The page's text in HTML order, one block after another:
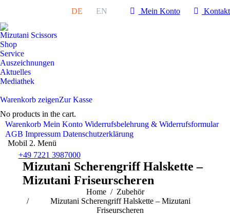
DE EN Mein Konto Kontakt
Mizutani Scissors
Shop
Service
Auszeichnungen
Aktuelles
Mediathek
Warenkorb zeigenZur Kasse
No products in the cart.
Warenkorb Mein Konto Widerrufsbelehrung & Widerrufsformular
AGB Impressum Datenschutzerklärung
Mobil 2. Menü
+49 7221 3987000
Mizutani Scherengriff Halskette –
Mizutani Friseurscheren
Home
Zubehör
Mizutani Scherengriff Halskette – Mizutani
Friseurscheren